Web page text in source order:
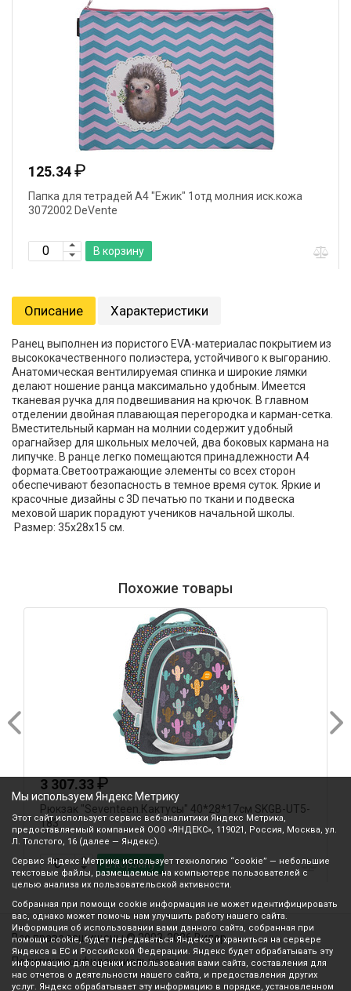
125.34₽
Папка для тетрадей А4 "Ежик" 1отд молния иск.кожа
3072002 DeVente
В корзину
Описание Характеристики
Ранец выполнен из пористого EVA-материалас покрытием из
высококачественного полиэстера, устойчивого к выгоранию.
Анатомическая вентилируемая спинка и широкие лямки
делают ношение ранца максимально удобным. Имеется
тканевая ручка для подвешивания на крючок. В главном
отделении двойная плавающая перегородка и карман-сетка.
Вместительный карман на молнии содержит удобный
орагнайзер для школьных мелочей, два боковых кармана на
липучке. В ранце легко помещаются принадлежности А4
формата.Светоотражающие элементы со всех сторон
обеспечивают безопасность в темное время суток. Яркие и
красочные дизайны с 3D печатью по ткани и подвеска
меховой шарик порадуют учеников начальной школы.
Размер: 35х28х15 см.
Похожие товары
3 307.33₽
Рюкзак "Seventeen.Кактусы" 40*28*17см SKGB-UT5-
183
В корзину
Все права защищены © 2003-2026 Вилор
Политика конфиденциальности
Мы используем Яндекс Метрику
Этот сайт использует сервис веб-аналитики Яндекс Метрика,
предоставляемый компанией ООО «ЯНДЕКС», 119021, Россия, Москва, ул.
Л. Толстого, 16 (далее — Яндекс).
Сервис Яндекс Метрика использует технологию “cookie” — небольшие
текстовые файлы, размещаемые на компьютере пользователей с
целью анализа их пользовательской активности.
Собранная при помощи cookie информация не может идентифицировать
вас, однако может помочь нам улучшить работу нашего сайта.
Информация об использовании вами данного сайта, собранная при
помощи cookie, будет передаваться Яндексу и храниться на сервере
Яндекса в ЕС и Российской Федерации. Яндекс будет обрабатывать эту
информацию для оценки использования вами сайта, составления для
нас отчетов о деятельности нашего сайта, и предоставления других
услуг. Яндекс обрабатывает эту информацию в порядке, установленном